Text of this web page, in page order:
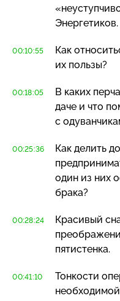
Энергетиков.
00:10:55
Как
их пользы?
00:18:05
В каких
даче и что
с
00:25:36
Как делить
один из них
брака?
00:28:24
Красивый
пятистенка.
00:41:10
Тонкости
необходимой